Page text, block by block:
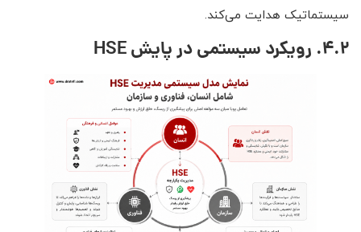
سیستماتیک هدایت می‌کند.
4.2. رویکرد سیستمی در پایش HSE